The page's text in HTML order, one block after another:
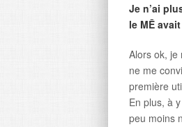
Je n’ai
le MĒ
Alors ok, je
ne me
première
En plus, à
peu moins